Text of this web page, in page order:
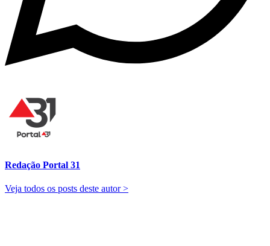
Redação Portal 31
Veja todos os posts deste autor >